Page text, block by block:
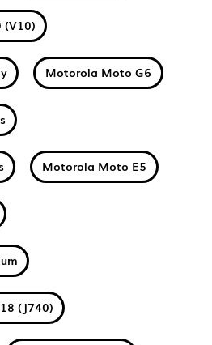
(V10)
Motorola Moto G6
Motorola Moto E5
(J740)